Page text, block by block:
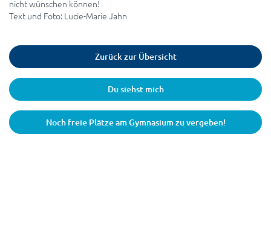
nicht wünschen können!
Text und Foto: Lucie-Marie Jahn
Zurück zur Übersicht
Du siehst mich
Noch freie Plätze am Gymnasium zu vergeben!